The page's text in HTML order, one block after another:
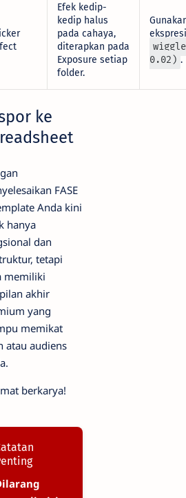
Efek kedip-
kedip halus
pada cahaya,
diterapkan pada
Exposure setiap
folder.
ekspresi
0.02) .
ke
FASE
Anda kini
hanya
dan
tetapi
memiliki
akhir
yang
memikat
atau audiens
berkarya!